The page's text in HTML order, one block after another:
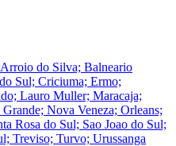
do Silva; Balneario
Sul; Criciuma; Ermo;
Lauro Muller; Maracaja;
Nova Veneza; Orleans;
Rosa do Sul; Sao Joao do Sul;
Treviso; Turvo; Urussanga